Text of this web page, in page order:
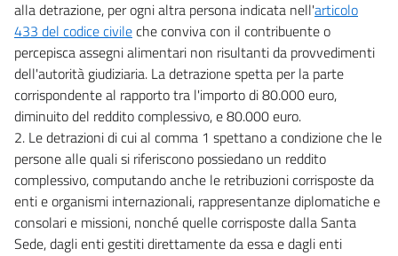
alla detrazione, per ogni altra persona indicata nell'articolo
433 del codice civileche conviva con il contribuente o
percepisca assegni alimentari non risultanti da provvedimenti
dell'autorità giudiziaria. La detrazione spetta per la parte
corrispondente al rapporto tra l'importo di 80.000 euro,
diminuito del reddito complessivo, e 80.000 euro.
2. Le detrazioni di cui al comma 1 spettano a condizione che le
persone alle quali si riferiscono possiedano un reddito
complessivo, computando anche le retribuzioni corrisposte da
enti e organismi internazionali, rappresentanze diplomatiche e
consolari e missioni, nonché quelle corrisposte dalla Santa
Sede, dagli enti gestiti direttamente da essa e dagli enti